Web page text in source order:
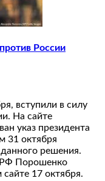
России
вступили в силу
На сайте
указ президента
31 октября
решения.
РФ Порошенко
17 октября.